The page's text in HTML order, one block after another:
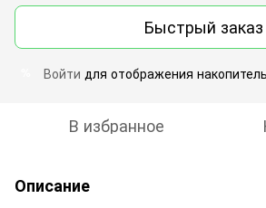
Быстрый заказ
Войти для отображения
В избранное
Описание